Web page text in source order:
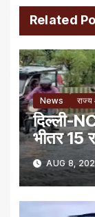
Related
News
दिल्ली-
भीतर 15
AUG 8,